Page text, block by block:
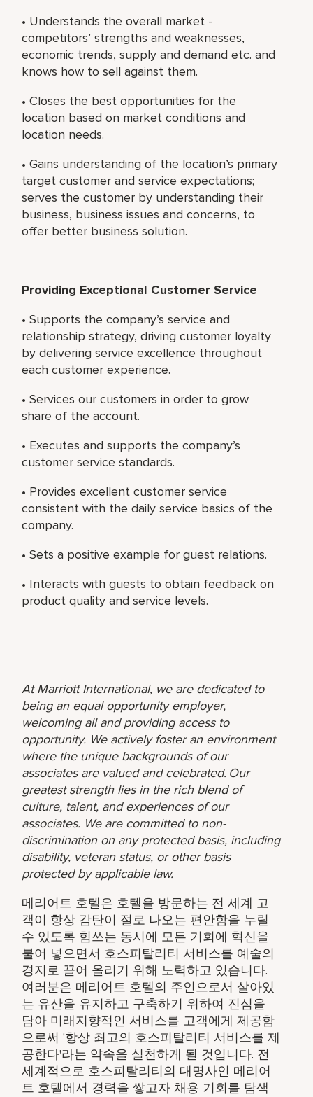
• Understands the overall market -
competitors’ strengths and weaknesses,
economic trends, supply and demand etc. and
knows how to sell against them.
• Closes the best opportunities for the
location based on market conditions and
location needs.
• Gains understanding of the location’s primary
target customer and service expectations;
serves the customer by understanding their
business, business issues and concerns, to
offer better business solution.
Providing Exceptional Customer Service
• Supports the company’s service and
relationship strategy, driving customer loyalty
by delivering service excellence throughout
each customer experience.
• Services our customers in order to grow
share of the account.
• Executes and supports the company’s
customer service standards.
• Provides excellent customer service
consistent with the daily service basics of the
company.
• Sets a positive example for guest relations.
• Interacts with guests to obtain feedback on
product quality and service levels.
At Marriott International, we are dedicated to
being an equal opportunity employer,
welcoming all and providing access to
opportunity. We actively foster an environment
where the unique backgrounds of our
associates are valued and celebrated. Our
greatest strength lies in the rich blend of
culture, talent, and experiences of our
associates. We are committed to non-
discrimination on any protected basis, including
disability, veteran status, or other basis
protected by applicable law.
메리어트 호텔은 호텔을 방문하는 전 세계 고
객이 항상 감탄이 절로 나오는 편안함을 누릴
수 있도록 힘쓰는 동시에 모든 기회에 혁신을
불어 넣으면서 호스피탈리티 서비스를 예술의
경지로 끌어 올리기 위해 노력하고 있습니다.
여러분은 메리어트 호텔의 주인으로서 살아있
는 유산을 유지하고 구축하기 위하여 진심을
담아 미래지향적인 서비스를 고객에게 제공함
으로써 '항상 최고의 호스피탈리티 서비스를 제
공한다'라는 약속을 실천하게 될 것입니다. 전
세계적으로 호스피탈리티의 대명사인 메리어
트 호텔에서 경력을 쌓고자 채용 기회를 탐색